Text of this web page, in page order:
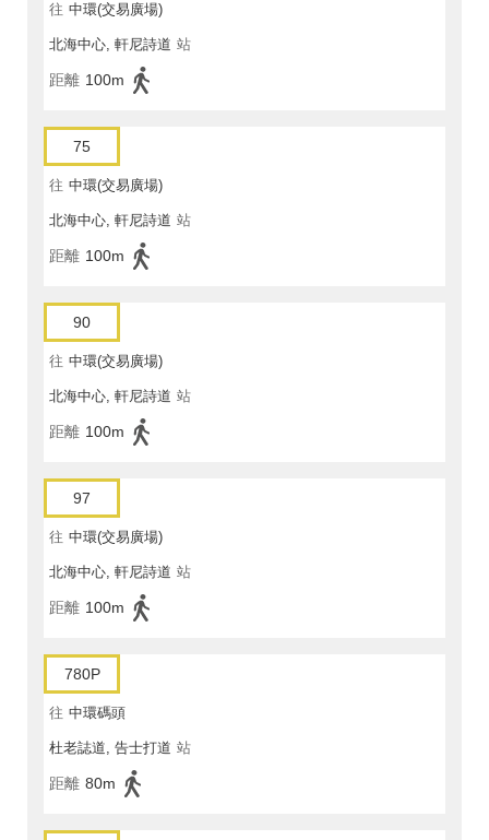
往 中環(交易廣場)
北海中心, 軒尼詩道 站
距離 100m
75
往 中環(交易廣場)
北海中心, 軒尼詩道 站
距離 100m
90
往 中環(交易廣場)
北海中心, 軒尼詩道 站
距離 100m
97
往 中環(交易廣場)
北海中心, 軒尼詩道 站
距離 100m
780P
往 中環碼頭
杜老誌道, 告士打道 站
距離 80m